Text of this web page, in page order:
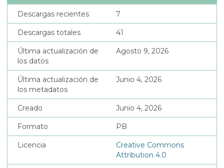
Descargas recientes 7
Descargas totales 41
Última actualización de
los datos
Agosto 9, 2026
Última actualización de
los metadatos
Junio 4, 2026
Creado Junio 4, 2026
Formato PB
Licencia
Creative Commons
Attribution 4.0